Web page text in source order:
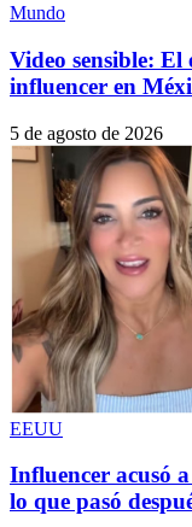
Mundo
Video sensible: El
influencer en
5 de agosto de 2026
EEUU
Influencer acusó
lo que pasó